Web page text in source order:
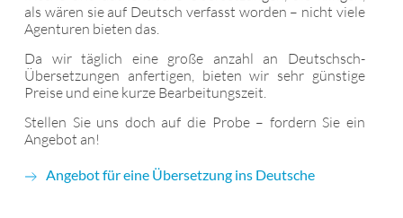
als wären sie auf Deutsch verfasst worden – nicht viele
Agenturen bieten das.
Da wir täglich eine große anzahl an Deutschsch-
Übersetzungen anfertigen, bieten wir sehr günstige
Preise und eine kurze Bearbeitungszeit.
Stellen Sie uns doch auf die Probe – fordern Sie ein
Angebot an!
Angebot für eine Übersetzung ins Deutsche